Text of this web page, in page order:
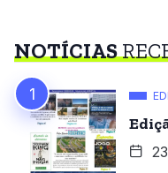
NOTÍCIAS